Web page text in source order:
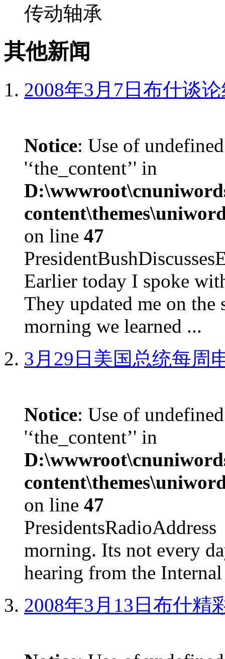
传动轴承
其他新闻
2008年3月7日布什谈
Notice: Use of
'‘the_content’' in
on line 47
Earlier today I spoke
They updated me on the
morning we learned ...
3月29日美国总统每周
Notice: Use of
'‘the_content’' in
on line 47
morning. Its not every
hearing from the
2008年3月13日布什精